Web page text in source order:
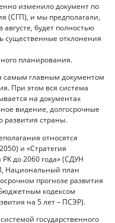
изменило документ по
(СГП), и мы предполагали,
будет полностью
существенные отклонения
планирования.
самым главным документом
При этом вся система
на документах
видение, долгосрочные
развития страны.
относятся
и «Стратегия
до 2060 года» (СДУН
Национальный план
прогнозе развития
кодексом
на 5 лет – ПСЭР).
государственного